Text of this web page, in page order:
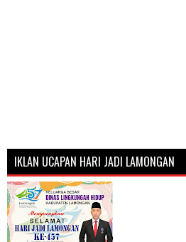
IKLAN UCAPAN HARI JADI LAMONGAN